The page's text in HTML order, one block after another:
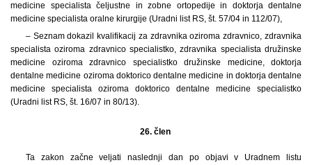
medicine specialista čeljustne in zobne ortopedije in doktorja dentalne
medicine specialista oralne kirurgije (Uradni list RS, št. 57/04 in 112/07),
– Seznam dokazil kvalifikacij za zdravnika oziroma zdravnico, zdravnika
specialista oziroma zdravnico specialistko, zdravnika specialista družinske
medicine oziroma zdravnico specialistko družinske medicine, doktorja
dentalne medicine oziroma doktorico dentalne medicine in doktorja dentalne
medicine specialista oziroma doktorico dentalne medicine specialistko
(Uradni list RS, št. 16/07 in 80/13).
26. člen
Ta zakon začne veljati naslednji dan po objavi v Uradnem listu